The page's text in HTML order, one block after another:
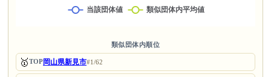
類似団体内順位
🥇TOP岡山県新見市#1/62